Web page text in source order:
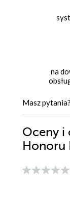
na
Masz
Oceny i
Honoru